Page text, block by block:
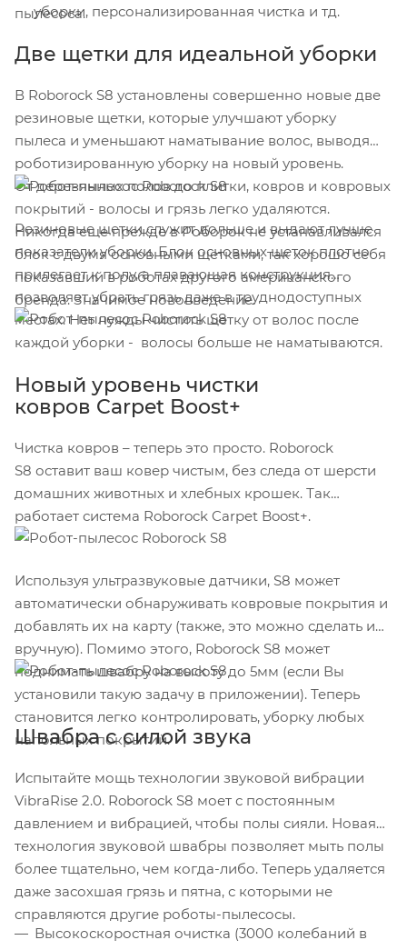
уборки, персонализированная чистка и тд.
пылесоса.
Две щетки для идеальной уборки
В Roborock S8 установлены совершенно новые две
резиновые щетки, которые улучшают уборку
пылеса и уменьшают наматывание волос, выводя
роботизированную уборку на новый уровень.
От деревянных полов до плитки, ковров и ковровых
покрытий - волосы и грязь легко удаляются.
Никогда еще прежде в Роборок не устанавливался
блок с двумя основными щетками, так хорошо себя
показавший в роботах другого американского
бренда. Значимое нововведение.
Резиновые щетки служит дольше и выдают лучше
показатели уборки. Блок основных щеток плотно
прилегает к полу, а плавающая конструкция
позволяет убрать грязь даже в труднодоступных
местах. Нет нужды чистить щетку от волос после
каждой уборки - волосы больше не наматываются.
Новый уровень чистки
ковров Carpet Boost+
Чистка ковров – теперь это просто. Roborock
S8 оставит ваш ковер чистым, без следа от шерсти
домашних животных и хлебных крошек. Так
работает система Roborock Carpet Boost+.
Используя ультразвуковые датчики, S8 может
автоматически обнаруживать ковровые покрытия и
добавлять их на карту (также, это можно сделать и
вручную). Помимо этого, Roborock S8 может
поднимать швабру на высоту до 5мм (если Вы
установили такую задачу в приложении). Теперь
становится легко контролировать, уборку любых
напольных покрытий.
Швабра с силой звука
Испытайте мощь технологии звуковой вибрации
VibraRise 2.0. Roborock S8 моет с постоянным
давлением и вибрацией, чтобы полы сияли. Новая
технология звуковой швабры позволяет мыть полы
более тщательно, чем когда-либо. Теперь удаляется
даже засохшая грязь и пятна, с которыми не
справляются другие роботы-пылесосы.
Высокоскоростная очистка (3000 колебаний в